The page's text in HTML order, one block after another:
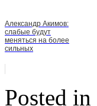
Александр Акимов:
слабые будут
меняться на более
сильных
Posted in